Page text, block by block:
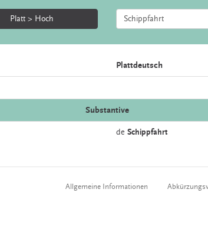
Platt > Hoch
Plattdeutsch
Substantive
de Schippfahrt
Allgemeine Informationen